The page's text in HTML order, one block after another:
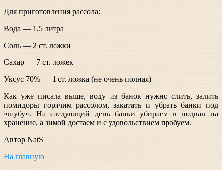
Для приготовления рассола:
Вода — 1,5 литра
Соль — 2 ст. ложки
Сахар — 7 ст. ложек
Уксус 70% — 1 ст. ложка (не очень полная)
Как уже писала выше, воду из банок нужно слить, залить
помидоры горячим рассолом, закатать и убрать банки под
«шубу». На следующий день банки убираем в подвал на
хранение, а зимой достаем и с удовольствием пробуем.
Автор NatS
На главную